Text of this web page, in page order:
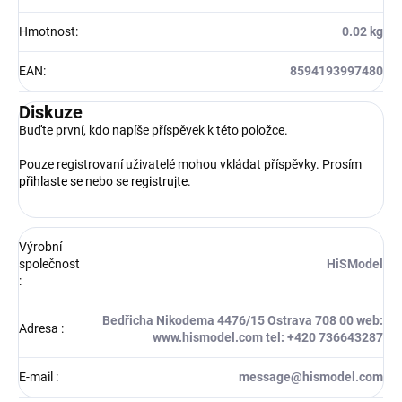
Hmotnost: 0.02 kg
EAN: 8594193997480
Diskuze
Buďte první, kdo napíše příspěvek k této položce.
Pouze registrovaní uživatelé mohou vkládat příspěvky. Prosím
přihlaste se nebo se registrujte.
Výrobní
společnost
:
HiSModel
Adresa :
Bedřicha Nikodema 4476/15 Ostrava 708 00 web:
www.hismodel.com tel: +420 736643287
E-mail : message@hismodel.com